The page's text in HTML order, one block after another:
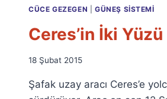
CÜCE GEZEGEN GÜNEŞ SISTEMI
Ceres’in İki Yüzü
By
Fuat
18 Şubat 2015
Şafak uzay aracı Ceres’e